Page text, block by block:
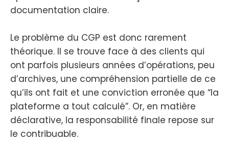
documentation claire.
Le problème du CGP est donc rarement
théorique. Il se trouve face à des clients qui
ont parfois plusieurs années d’opérations, peu
d’archives, une compréhension partielle de ce
qu’ils ont fait et une conviction erronée que “la
plateforme a tout calculé”. Or, en matière
déclarative, la responsabilité finale repose sur
le contribuable.